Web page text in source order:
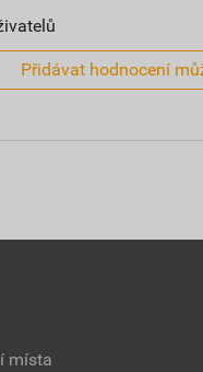
Přidávat hodnocení
místa